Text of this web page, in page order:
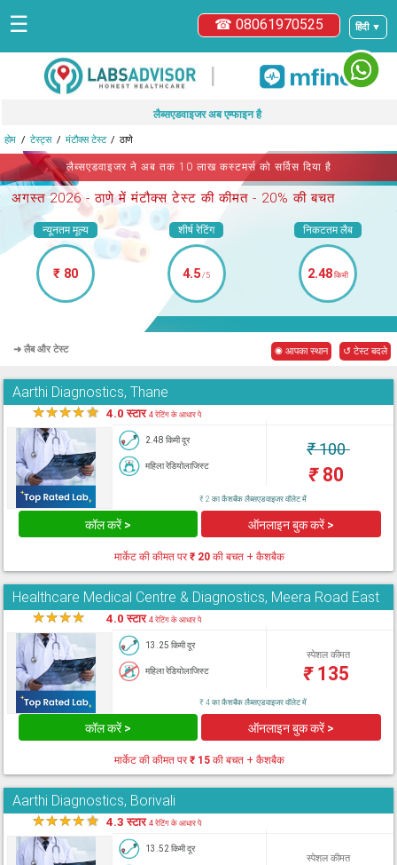
हिंदी ▼
☎ 08061970525
☰
|
लैब्सएडवाइजर अब एम्फाइन है
होम टेस्ट्स मंटौक्स टेस्ट ठाणे
लैब्सएडवाइजर ने अब तक 10 लाख कस्टमर्स को सर्विस दिया है
अगस्त 2026 -ठाणे में मंटौक्स टेस्ट की कीमत - 20% की बचत
न्यूनतम मूल्य
₹ 80
शीर्ष रेटिंग
4.5/5
निकटतम लैब
2.48किमी
➜ लैब और टेस्ट ◉ आपका स्थान ↺ टेस्ट बदले
Aarthi Diagnostics, Thane
★★★★★ 4.0 स्टार4 रेटिंग के आधार पे
2.48 किमी दूर
महिला रेडियोलाजिस्ट
₹100
₹80
₹ 2 का कैशबैक लैब्सएडवाइजर वॉलेट में
कॉल करें > ऑनलाइन बुक करें >
मार्केट की कीमत पर₹ 20 की बचत + कैशबैक
Healthcare Medical Centre & Diagnostics, Meera Road East
★★★★ 4.0 स्टार4 रेटिंग के आधार पे
13.25 किमी दूर
महिला रेडियोलाजिस्ट
स्पेशल कीमत
₹135
₹ 4 का कैशबैक लैब्सएडवाइजर वॉलेट में
कॉल करें > ऑनलाइन बुक करें >
मार्केट की कीमत पर₹ 15 की बचत + कैशबैक
Aarthi Diagnostics, Borivali
★★★★★ 4.3 स्टार4 रेटिंग के आधार पे
13.52 किमी दूर
स्पेशल कीमत